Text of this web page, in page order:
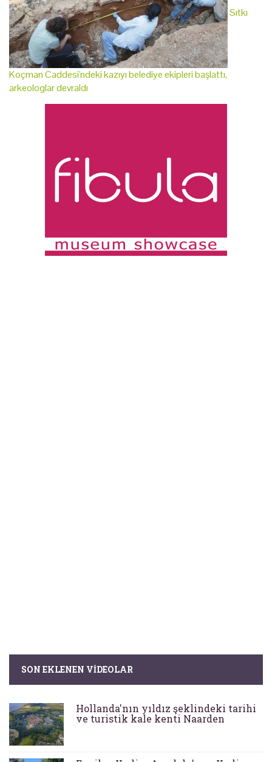
Sıtkı
Koçman Caddesi'ndeki kazıyı belediye ekipleri başlattı,
arkeologlar devraldı
SON EKLENEN VIDEOLAR
Hollanda'nın yıldız şeklindeki tarihi
ve turistik kale kenti Naarden